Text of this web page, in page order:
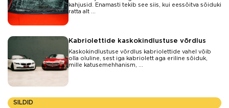
kahjusid. Enamasti tekib see siis, kui eessõitva sõiduki
ratta alt ...
Kabriolettide kaskokindlustuse võrdlus
Kaskokindlustuse võrdlus kabriolettide vahel võib
olla oluline, sest iga kabriolett aga eriline sõiduk,
mille katusemehhanism, ...
SILDID